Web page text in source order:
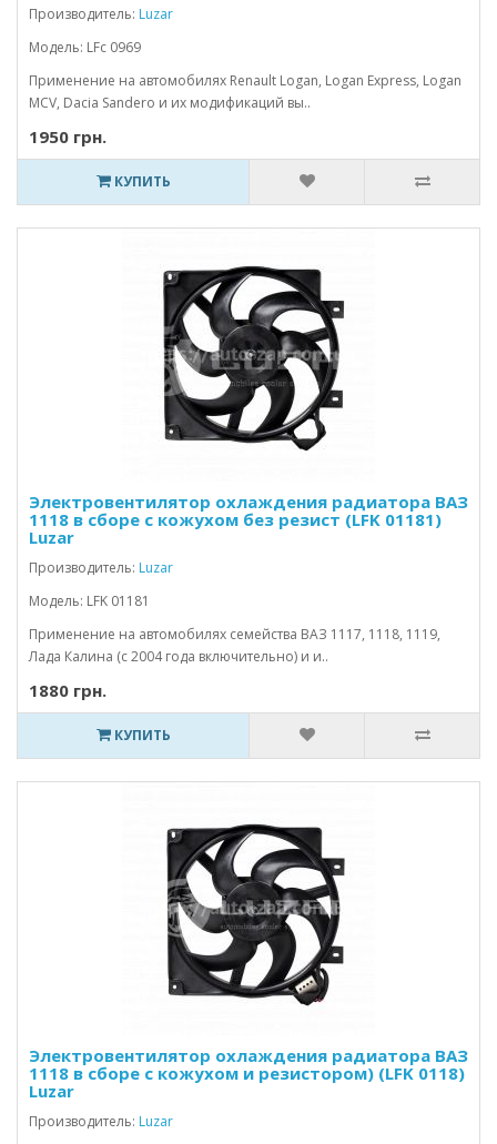
Производитель: Luzar
Модель: LFc 0969
Применение на автомобилях Renault Logan, Logan Express, Logan
MCV, Dacia Sandero и их модификаций вы..
1950 грн.
КУПИТЬ
Электровентилятор охлаждения радиатора ВАЗ
1118 в сборе с кожухом без резист (LFK 01181)
Luzar
Производитель: Luzar
Модель: LFK 01181
Применение на автомобилях семейства ВАЗ 1117, 1118, 1119,
Лада Калина (с 2004 года включительно) и и..
1880 грн.
КУПИТЬ
Электровентилятор охлаждения радиатора ВАЗ
1118 в сборе с кожухом и резистором) (LFK 0118)
Luzar
Производитель: Luzar